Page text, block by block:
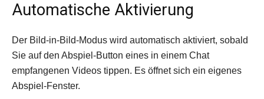
Automatische Aktivierung
Der Bild-in-Bild-Modus wird auto­matisch aktiviert, sobald
Sie auf den Abspiel-Button eines in einem Chat
empfangenen Videos tippen. Es öffnet sich ein eigenes
Abspiel-Fenster.